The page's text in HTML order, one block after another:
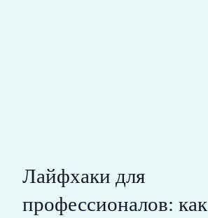
Лайфхаки для
профессионалов: как